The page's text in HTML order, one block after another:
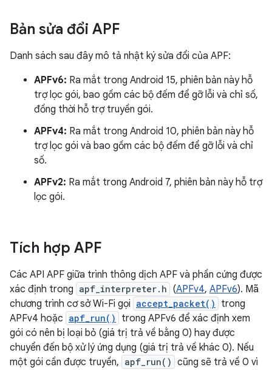
Bản sửa đổi APF
Danh sách sau đây mô tả nhật ký sửa đổi của APF:
APFv6: Ra mắt trong Android 15, phiên bản này hỗ
trợ lọc gói, bao gồm các bộ đếm để gỡ lỗi và chỉ số,
đồng thời hỗ trợ truyền gói.
APFv4: Ra mắt trong Android 10, phiên bản này hỗ
trợ lọc gói và bao gồm các bộ đếm để gỡ lỗi và chỉ
số.
APFv2: Ra mắt trong Android 7, phiên bản này hỗ trợ
lọc gói.
Tích hợp APF
Các API APF giữa trình thông dịch APF và phần cứng được
xác định trong apf_interpreter.h (APFv4, APFv6). Mã
chương trình cơ sở Wi-Fi gọi accept_packet()
trong
APFv4 hoặc apf_run()
trong APFv6 để xác định xem
gói có nên bị loại bỏ (giá trị trả về bằng 0) hay được
chuyển đến bộ xử lý ứng dụng (giá trị trả về khác 0). Nếu
một gói cần được truyền, apf_run() cũng sẽ trả về 0 vì